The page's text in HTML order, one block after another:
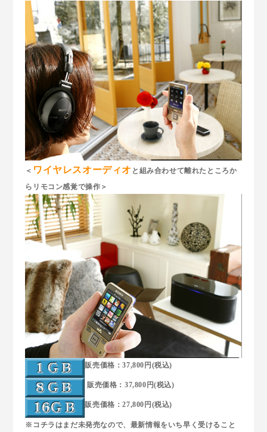
＜ ワイヤレスオーディオ と組み合わせて離れたところか
らリモコン感覚で操作＞
販売価格：37,800円(税込)
販売価格：37,800円(税込)
販売価格：27,800円(税込)
※コチラはまだ未発売なので、最新情報をいち早く受けること